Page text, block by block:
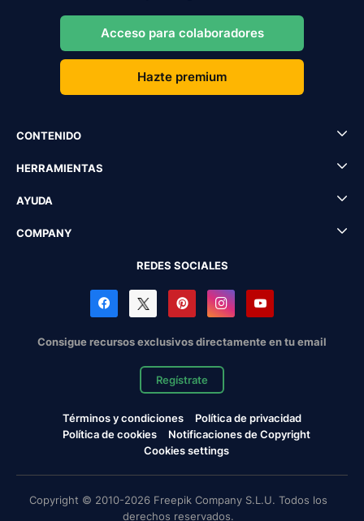
Acceso para colaboradores
Hazte premium
CONTENIDO
HERRAMIENTAS
AYUDA
COMPANY
REDES SOCIALES
Consigue recursos exclusivos directamente en tu email
Regístrate
Términos y condiciones
Política de privacidad
Política de cookies
Notificaciones de Copyright
Cookies settings
Copyright © 2010-2026 Freepik Company S.L.U. Todos los
derechos reservados.